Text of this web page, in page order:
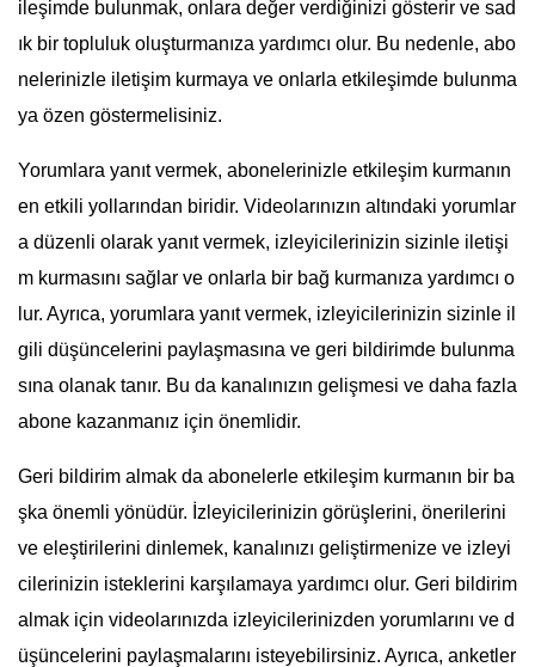
ileşimde bulunmak, onlara değer verdiğinizi gösterir ve sad
ık bir topluluk oluşturmanıza yardımcı olur. Bu nedenle, abo
nelerinizle iletişim kurmaya ve onlarla etkileşimde bulunma
ya özen göstermelisiniz.
Yorumlara yanıt vermek, abonelerinizle etkileşim kurmanın
en etkili yollarından biridir. Videolarınızın altındaki yorumlar
a düzenli olarak yanıt vermek, izleyicilerinizin sizinle iletişi
m kurmasını sağlar ve onlarla bir bağ kurmanıza yardımcı o
lur. Ayrıca, yorumlara yanıt vermek, izleyicilerinizin sizinle il
gili düşüncelerini paylaşmasına ve geri bildirimde bulunma
sına olanak tanır. Bu da kanalınızın gelişmesi ve daha fazla
abone kazanmanız için önemlidir.
Geri bildirim almak da abonelerle etkileşim kurmanın bir ba
şka önemli yönüdür. İzleyicilerinizin görüşlerini, önerilerini
ve eleştirilerini dinlemek, kanalınızı geliştirmenize ve izleyi
cilerinizin isteklerini karşılamaya yardımcı olur. Geri bildirim
almak için videolarınızda izleyicilerinizden yorumlarını ve d
üşüncelerini paylaşmalarını isteyebilirsiniz. Ayrıca, anketler